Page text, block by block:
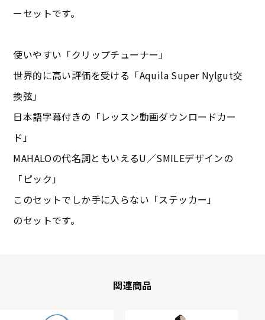
ーセットです。
使いやすい「クリップチューナー」
世界的に高い評価を受ける「Aquila Super Nylgut交
換弦」
日本語字幕付きの「レッスン動画ダウンロードカー
ド」
MAHALOの代名詞ともいえるU／SMILEデザインの
「ピック」
このセットでしか手に入らない「ステッカー」
のセットです。
関連商品